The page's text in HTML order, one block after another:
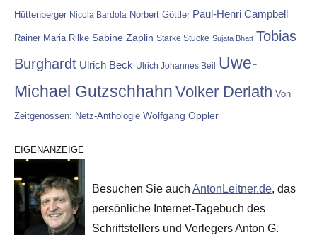
Hüttenberger Nicola Bardola Norbert Göttler Paul-Henri Campbell
Rainer Maria Rilke Sabine Zaplin Starke Stücke Sujata Bhatt Tobias
Burghardt Ulrich Beck Ulrich Johannes Beil Uwe-
Michael Gutzschhahn Volker Derlath Von
Zeitgenossen: Netz-Anthologie Wolfgang Oppler
EIGENANZEIGE
Besuchen Sie auch AntonLeitner.de, das
persönliche Internet-Tagebuch des
Schriftstellers und Verlegers Anton G.